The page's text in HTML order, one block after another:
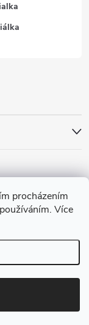
procházením
Více
práva vyhrazena.